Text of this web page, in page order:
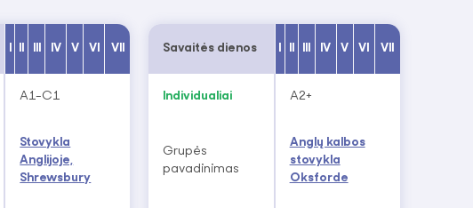
I II III IV V VI VII
A1-C1
Stovykla
Anglijoje,
Shrewsbury
Savaitės dienos I II III IV V VI VII
Individualiai A2+
Grupės
pavadinimas
Anglų kalbos
stovykla
Oksforde